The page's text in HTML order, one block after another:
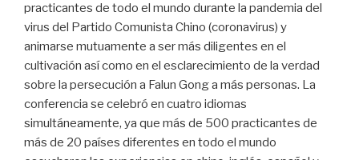
practicantes de todo el mundo durante la pandemia del
virus del Partido Comunista Chino (coronavirus) y
animarse mutuamente a ser más diligentes en el
cultivación así como en el esclarecimiento de la verdad
sobre la persecución a Falun Gong a más personas. La
conferencia se celebró en cuatro idiomas
simultáneamente, ya que más de 500 practicantes de
más de 20 países diferentes en todo el mundo